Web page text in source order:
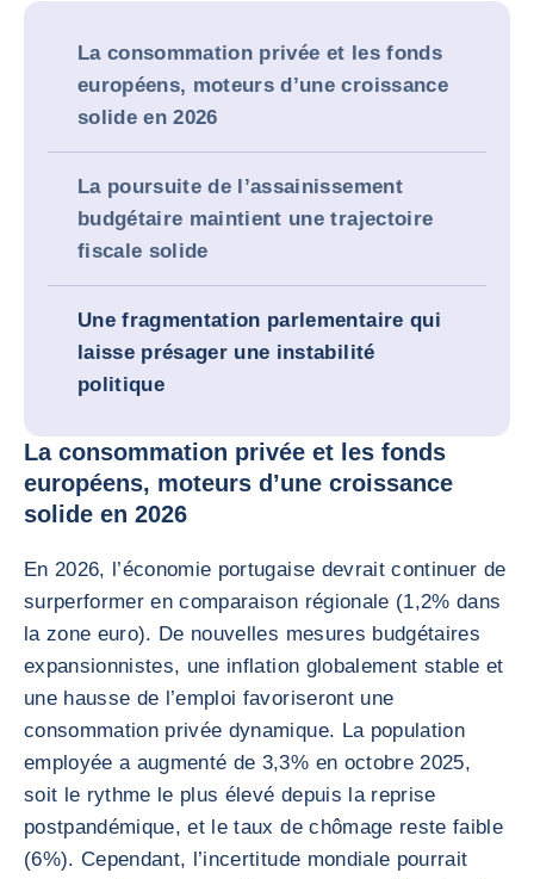
La consommation privée et les fonds
européens, moteurs d’une croissance
solide en 2026
La poursuite de l’assainissement
budgétaire maintient une trajectoire
fiscale solide
Une fragmentation parlementaire qui
laisse présager une instabilité
politique
La consommation privée et les fonds
européens, moteurs d’une croissance
solide en 2026
En 2026, l’économie portugaise devrait continuer de
surperformer en comparaison régionale (1,2% dans
la zone euro). De nouvelles mesures budgétaires
expansionnistes, une inflation globalement stable et
une hausse de l’emploi favoriseront une
consommation privée dynamique. La population
employée a augmenté de 3,3% en octobre 2025,
soit le rythme le plus élevé depuis la reprise
postpandémique, et le taux de chômage reste faible
(6%). Cependant, l’incertitude mondiale pourrait